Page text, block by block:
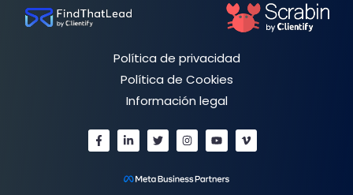
Política de privacidad
Política de Cookies
Información legal